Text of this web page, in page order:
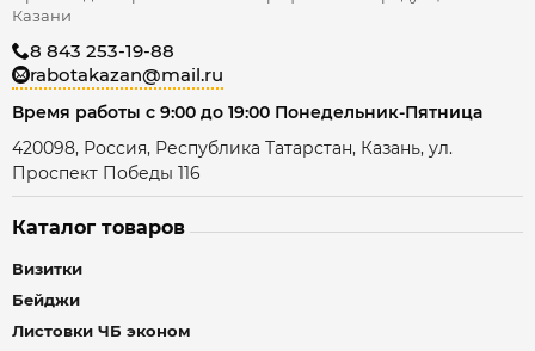
Каталог товаров
Визитки
Бейджи
Листовки ЧБ эконом
Казани
8 843 253-19-88
rabotakazan@mail.ru
Время работы с 9:00 до 19:00 Понедельник-Пятница
420098, Россия, Республика Татарстан, Казань, ул.
Проспект Победы 116